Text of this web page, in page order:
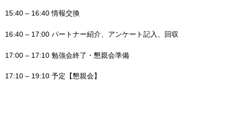
15:40 – 16:40 情報交換
16:40 – 17:00 パートナー紹介、アンケート記入、回収
17:00 – 17:10 勉強会終了・懇親会準備
17:10 – 19:10 予定【懇親会】